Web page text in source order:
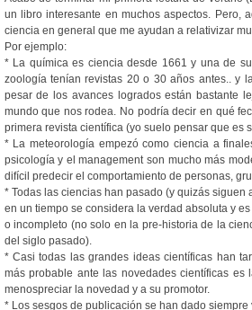
un libro interesante en muchos aspectos. Pero,
ciencia en general que me ayudan a relativizar
Por ejemplo:
* La química es ciencia desde 1661 y una de
zoología tenían revistas 20 o 30 años antes.. y
pesar de los avances logrados están bastante
mundo que nos rodea. No podría decir en qué
primera revista científica (yo suelo pensar que es
* La meteorología empezó como ciencia a
psicología y el management son mucho más
difícil predecir el comportamiento de personas,
* Todas las ciencias han pasado (y quizás
en un tiempo se considera la verdad absoluta y
o incompleto (no solo en la pre-historia de la
del siglo pasado).
* Casi todas las grandes ideas científicas han
más probable ante las novedades científicas
menospreciar la novedad y a su promotor.
* Los sesgos de publicación se han dado